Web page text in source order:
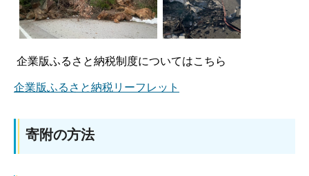
企業版ふるさと納税制度についてはこちら
企業版ふるさと納税リーフレット
寄附の方法